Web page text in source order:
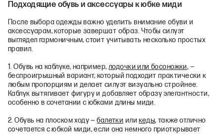
Подходящие обувь и аксессуары к юбке миди
После выбора одежды важно уделить внимание обуви и
аксессуарам, которые завершат образ. Чтобы силуэт
выглядел гармоничным, стоит учитывать несколько простых
правил.
1. Обувь на каблуке, например,лодочки или босоножки, —
беспроигрышный вариант, который подходит практически к
любым пропорциям и делает силуэт визуально стройнее.
Каблук вытягивает фигуру и добавляет образу элегантности,
особенно в сочетании с юбками длины миди.
2. Обувь на плоском ходу —балетки иликеды, также отлично
сочетается с юбкой миди, если она немного приоткрывает